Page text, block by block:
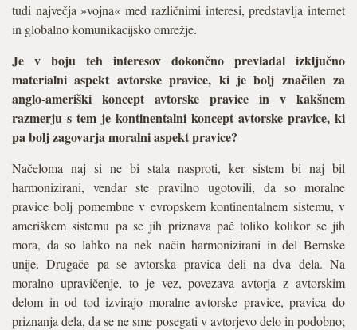
tudi največja »vojna« med različnimi interesi, predstavlja internet
in globalno komunikacijsko omrežje.
Je v boju teh interesov dokončno prevladal izključno
materialni aspekt avtorske pravice, ki je bolj značilen za
anglo-ameriški koncept avtorske pravice in v kakšnem
razmerju s tem je kontinentalni koncept avtorske pravice, ki
pa bolj zagovarja moralni aspekt pravice?
Načeloma naj si ne bi stala nasproti, ker sistem bi naj bil
harmonizirani, vendar ste pravilno ugotovili, da so moralne
pravice bolj pomembne v evropskem kontinentalnem sistemu, v
ameriškem sistemu pa se jih priznava pač toliko kolikor se jih
mora, da so lahko na nek način harmonizirani in del Bernske
unije. Drugače pa se avtorska pravica deli na dva dela. Na
moralno upravičenje, to je vez, povezava avtorja z avtorskim
delom in od tod izvirajo moralne avtorske pravice, pravica do
priznanja dela, da se ne sme posegati v avtorjevo delo in podobno;